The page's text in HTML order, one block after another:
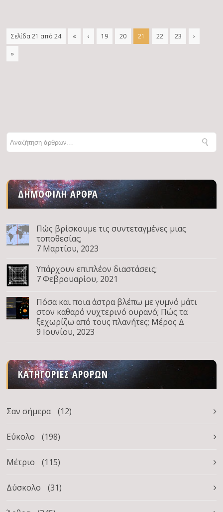
Σελίδα 21 από 24 « ‹ 19 20 21 22 23 ›
»
ΔΗΜΟΦΙΛΉ ΆΡΘΡΑ
Πώς βρίσκουμε τις συντεταγμένες μιας
τοποθεσίας;
7 Μαρτίου, 2023
Υπάρχουν επιπλέον διαστάσεις;
7 Φεβρουαρίου, 2021
Πόσα και ποια άστρα βλέπω με γυμνό μάτι
στον καθαρό νυχτερινό ουρανό; Πώς τα
ξεχωρίζω από τους πλανήτες; Μέρος Δ
9 Ιουνίου, 2023
ΚΑΤΗΓΟΡΊΕΣ ΆΡΘΡΩΝ
Σαν σήμερα (12)
Εύκολο (198)
Μέτριο (115)
Δύσκολο (31)